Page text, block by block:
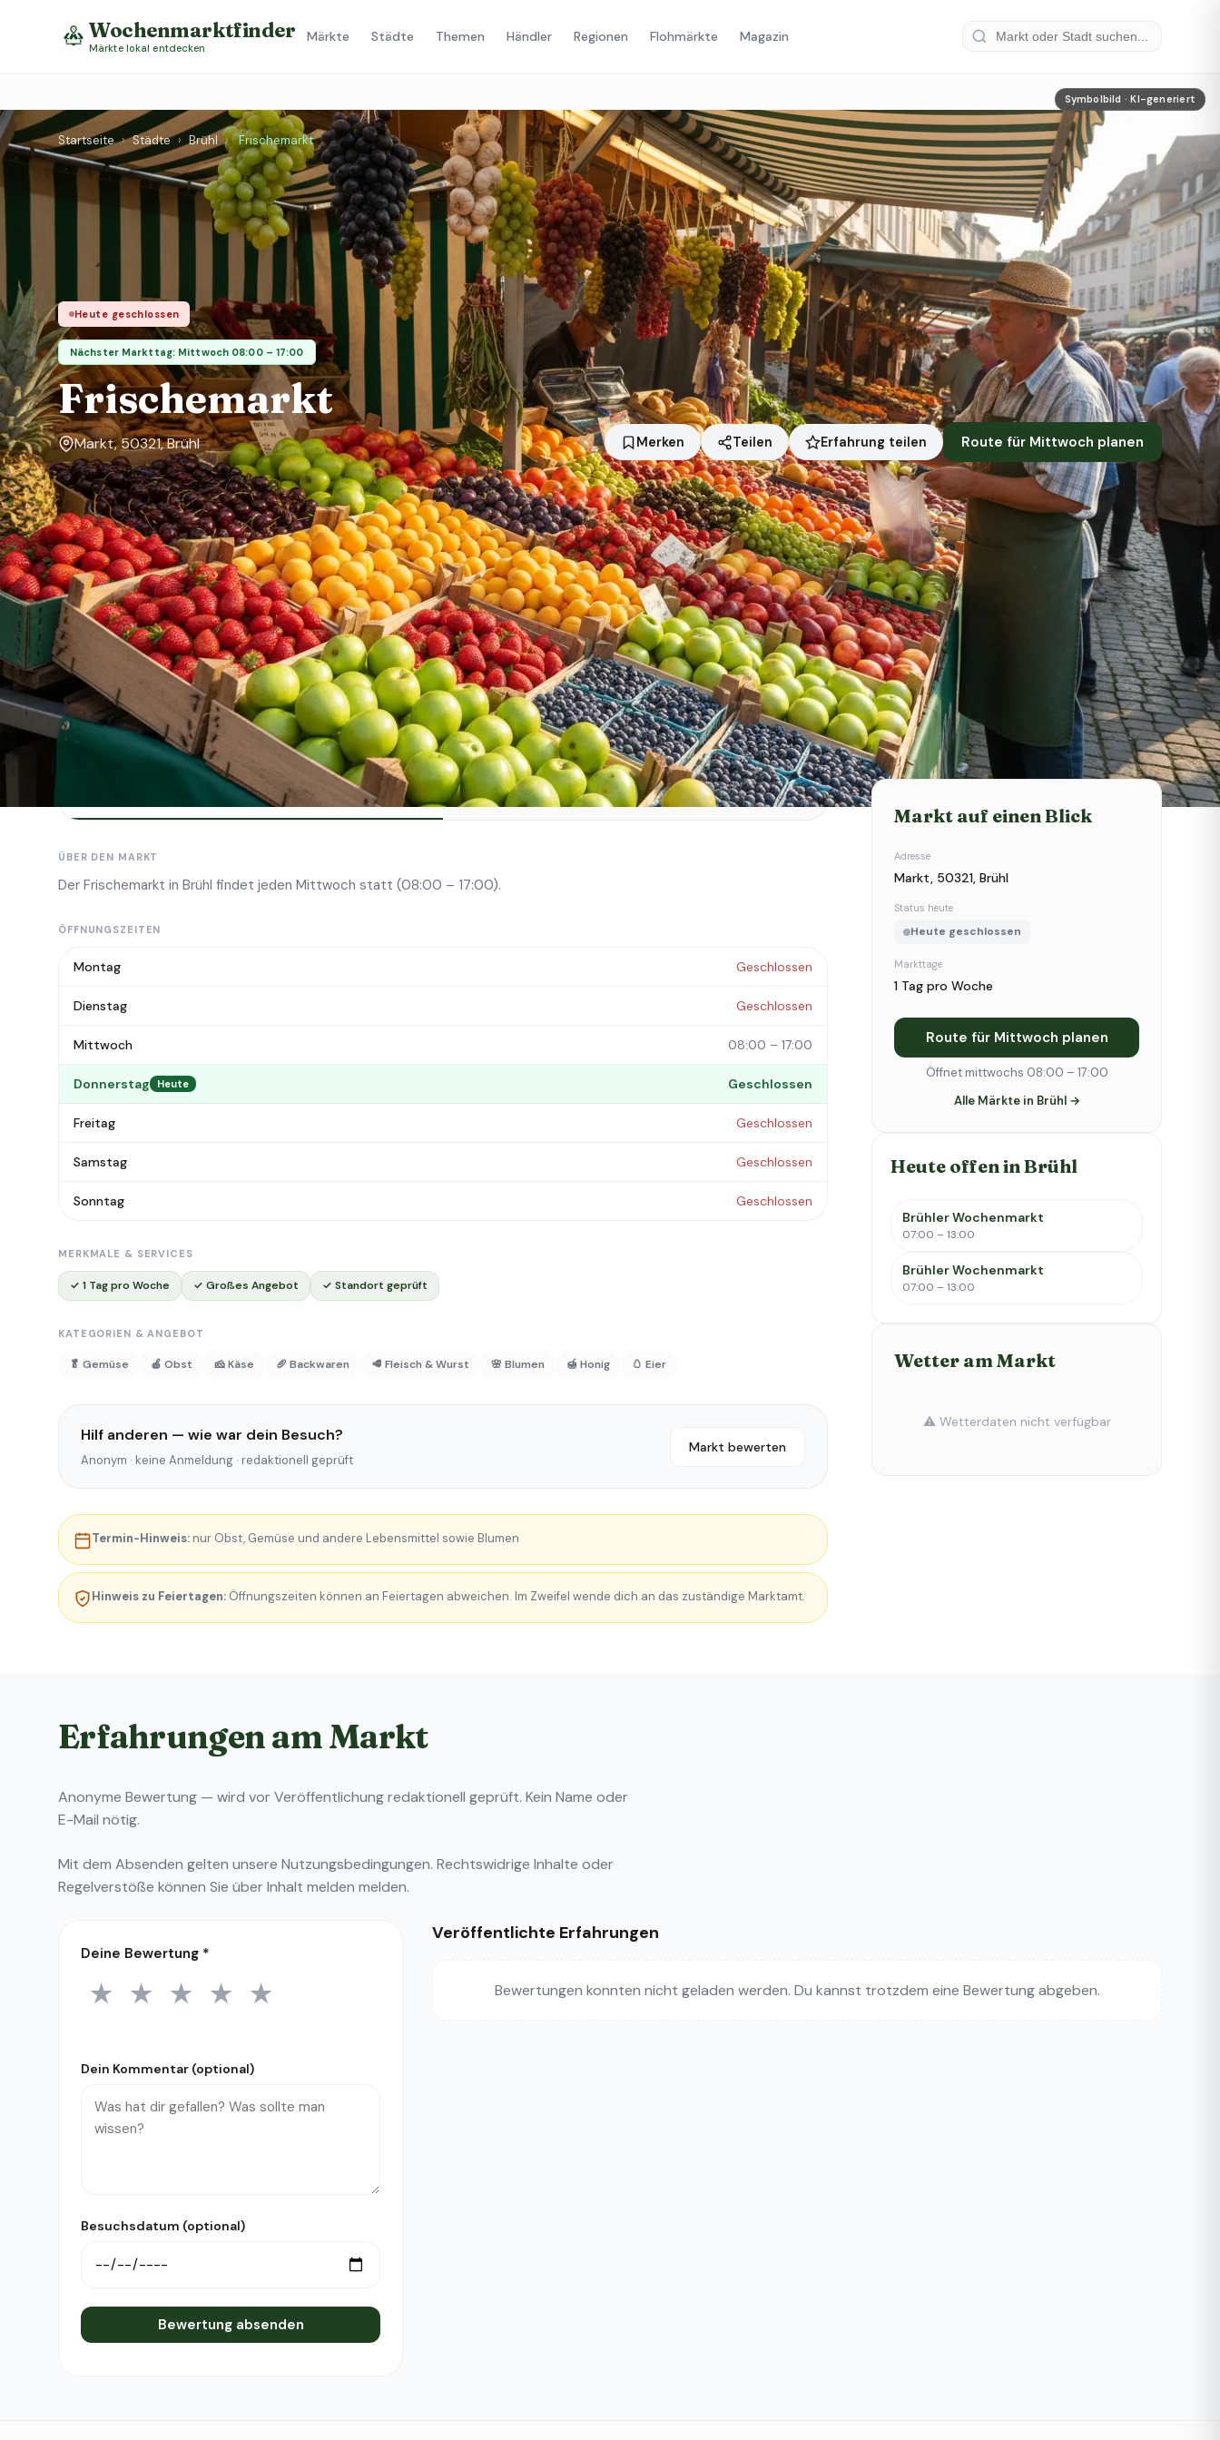
Wochenmarktfinder
Märkte lokal entdecken
Märkte Städte Themen Händler Regionen Flohmärkte Magazin
Symbolbild · KI-generiert
Startseite › Städte › Brühl › Frischemarkt
Heute geschlossen
Nächster Markttag: Mittwoch 08:00 – 17:00
Frischemarkt
Markt, 50321, Brühl Merken Teilen Erfahrung teilen Route für Mittwoch planen
Symbolbild · KI-generiert
Markttage Standort
Brühl
Status heute
Heute geschlossen
Über den Markt Händler
ÜBER DEN MARKT
Der Frischemarkt in Brühl findet jeden Mittwoch statt (08:00 – 17:00).
ÖFFNUNGSZEITEN
Montag Geschlossen
Dienstag Geschlossen
Mittwoch 08:00 – 17:00
Donnerstag Heute Geschlossen
Freitag Geschlossen
Samstag Geschlossen
Sonntag Geschlossen
MERKMALE & SERVICES
✓ 1 Tag pro Woche ✓ Großes Angebot ✓ Standort geprüft
KATEGORIEN & ANGEBOT
🥬 Gemüse 🍎 Obst 🧀 Käse 🥖 Backwaren 🥩 Fleisch & Wurst 🌸 Blumen 🍯 Honig 🥚 Eier
Hilf anderen — wie war dein Besuch?
Anonym · keine Anmeldung · redaktionell geprüft
Markt bewerten
Termin-Hinweis: nur Obst, Gemüse und andere Lebensmittel sowie Blumen
Hinweis zu Feiertagen: Öffnungszeiten können an Feiertagen abweichen. Im Zweifel wende dich an das zuständige Marktamt.
Markt auf einen Blick
Adresse
Markt, 50321, Brühl
Status heute
Heute geschlossen
Markttage
1 Tag pro Woche
Route für Mittwoch planen
Öffnet mittwochs 08:00 – 17:00
Alle Märkte in Brühl →
Heute offen in Brühl
Brühler Wochenmarkt
07:00 – 13:00
Brühler Wochenmarkt
07:00 – 13:00
Wetter am Markt
⚠️ Wetterdaten nicht verfügbar
Erfahrungen am Markt
Anonyme Bewertung — wird vor Veröffentlichung redaktionell geprüft. Kein Name oder
E-Mail nötig.
Mit dem Absenden gelten unsere Nutzungsbedingungen. Rechtswidrige Inhalte oder
Regelverstöße können Sie überInhalt melden melden.
Deine Bewertung *
1 Stern
★ 2 Sterne
★ 3 Sterne
★ 4 Sterne
★ 5 Sterne
★
Dein Kommentar (optional)
Besuchsdatum (optional)
Bewertung absenden
Veröffentlichte Erfahrungen
Bewertungen konnten nicht geladen werden. Du kannst trotzdem eine Bewertung abgeben.